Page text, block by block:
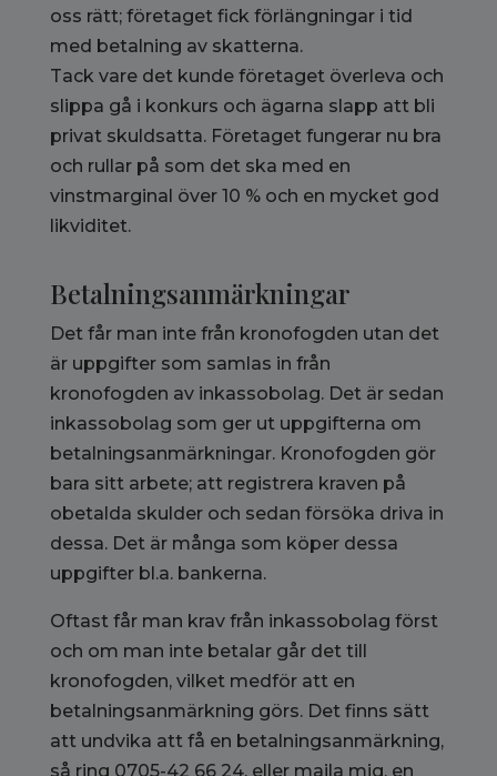
oss rätt; företaget fick förlängningar i tid
med betalning av skatterna.
Tack vare det kunde företaget överleva och
slippa gå i konkurs och ägarna slapp att bli
privat skuldsatta. Företaget fungerar nu bra
och rullar på som det ska med en
vinstmarginal över 10 % och en mycket god
likviditet.
Betalningsanmärkningar
Det får man inte från kronofogden utan det
är uppgifter som samlas in från
kronofogden av inkassobolag. Det är sedan
inkassobolag som ger ut uppgifterna om
betalningsanmärkningar. Kronofogden gör
bara sitt arbete; att registrera kraven på
obetalda skulder och sedan försöka driva in
dessa. Det är många som köper dessa
uppgifter bl.a. bankerna.
Oftast får man krav från inkassobolag först
och om man inte betalar går det till
kronofogden, vilket medför att en
betalningsanmärkning görs. Det finns sätt
att undvika att få en betalningsanmärkning,
så ring 0705-42 66 24, eller maila mig, en